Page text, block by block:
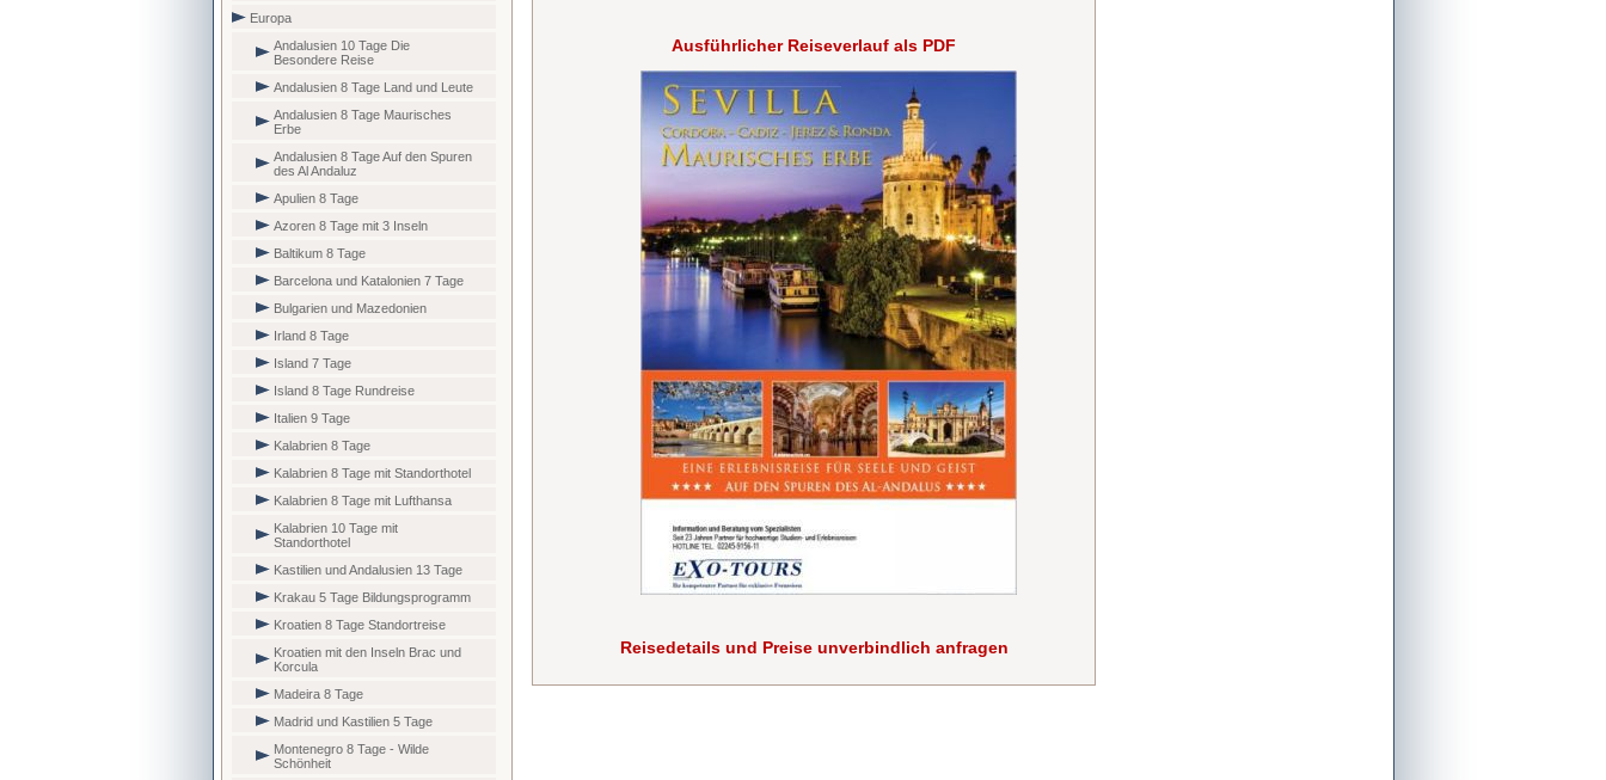
Europa
Andalusien 10 Tage Die
Besondere Reise
Andalusien 8 Tage Land und Leute
Andalusien 8 Tage Maurisches
Erbe
Andalusien 8 Tage Auf den Spuren
des Al Andaluz
Apulien 8 Tage
Azoren 8 Tage mit 3 Inseln
Baltikum 8 Tage
Barcelona und Katalonien 7 Tage
Bulgarien und Mazedonien
Irland 8 Tage
Island 7 Tage
Island 8 Tage Rundreise
Italien 9 Tage
Kalabrien 8 Tage
Kalabrien 8 Tage mit Standorthotel
Kalabrien 8 Tage mit Lufthansa
Kalabrien 10 Tage mit
Standorthotel
Kastilien und Andalusien 13 Tage
Krakau 5 Tage Bildungsprogramm
Kroatien 8 Tage Standortreise
Kroatien mit den Inseln Brac und
Korcula
Madeira 8 Tage
Madrid und Kastilien 5 Tage
Montenegro 8 Tage - Wilde
Schönheit
Ausführlicher Reiseverlauf als PDF
Reisedetails und Preise unverbindlich anfragen